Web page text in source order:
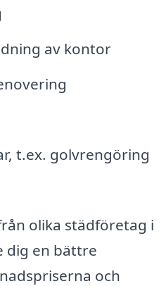
av kontor
t.ex. golvrengöring
olika städföretag i
dig en bättre
och